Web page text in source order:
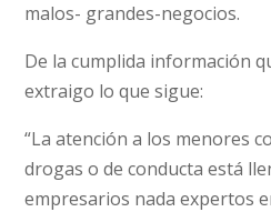
malos- grandes-negocios.
De la cumplida información
extraigo lo que sigue:
“La atención a los menores
drogas o de conducta está
empresarios nada expertos